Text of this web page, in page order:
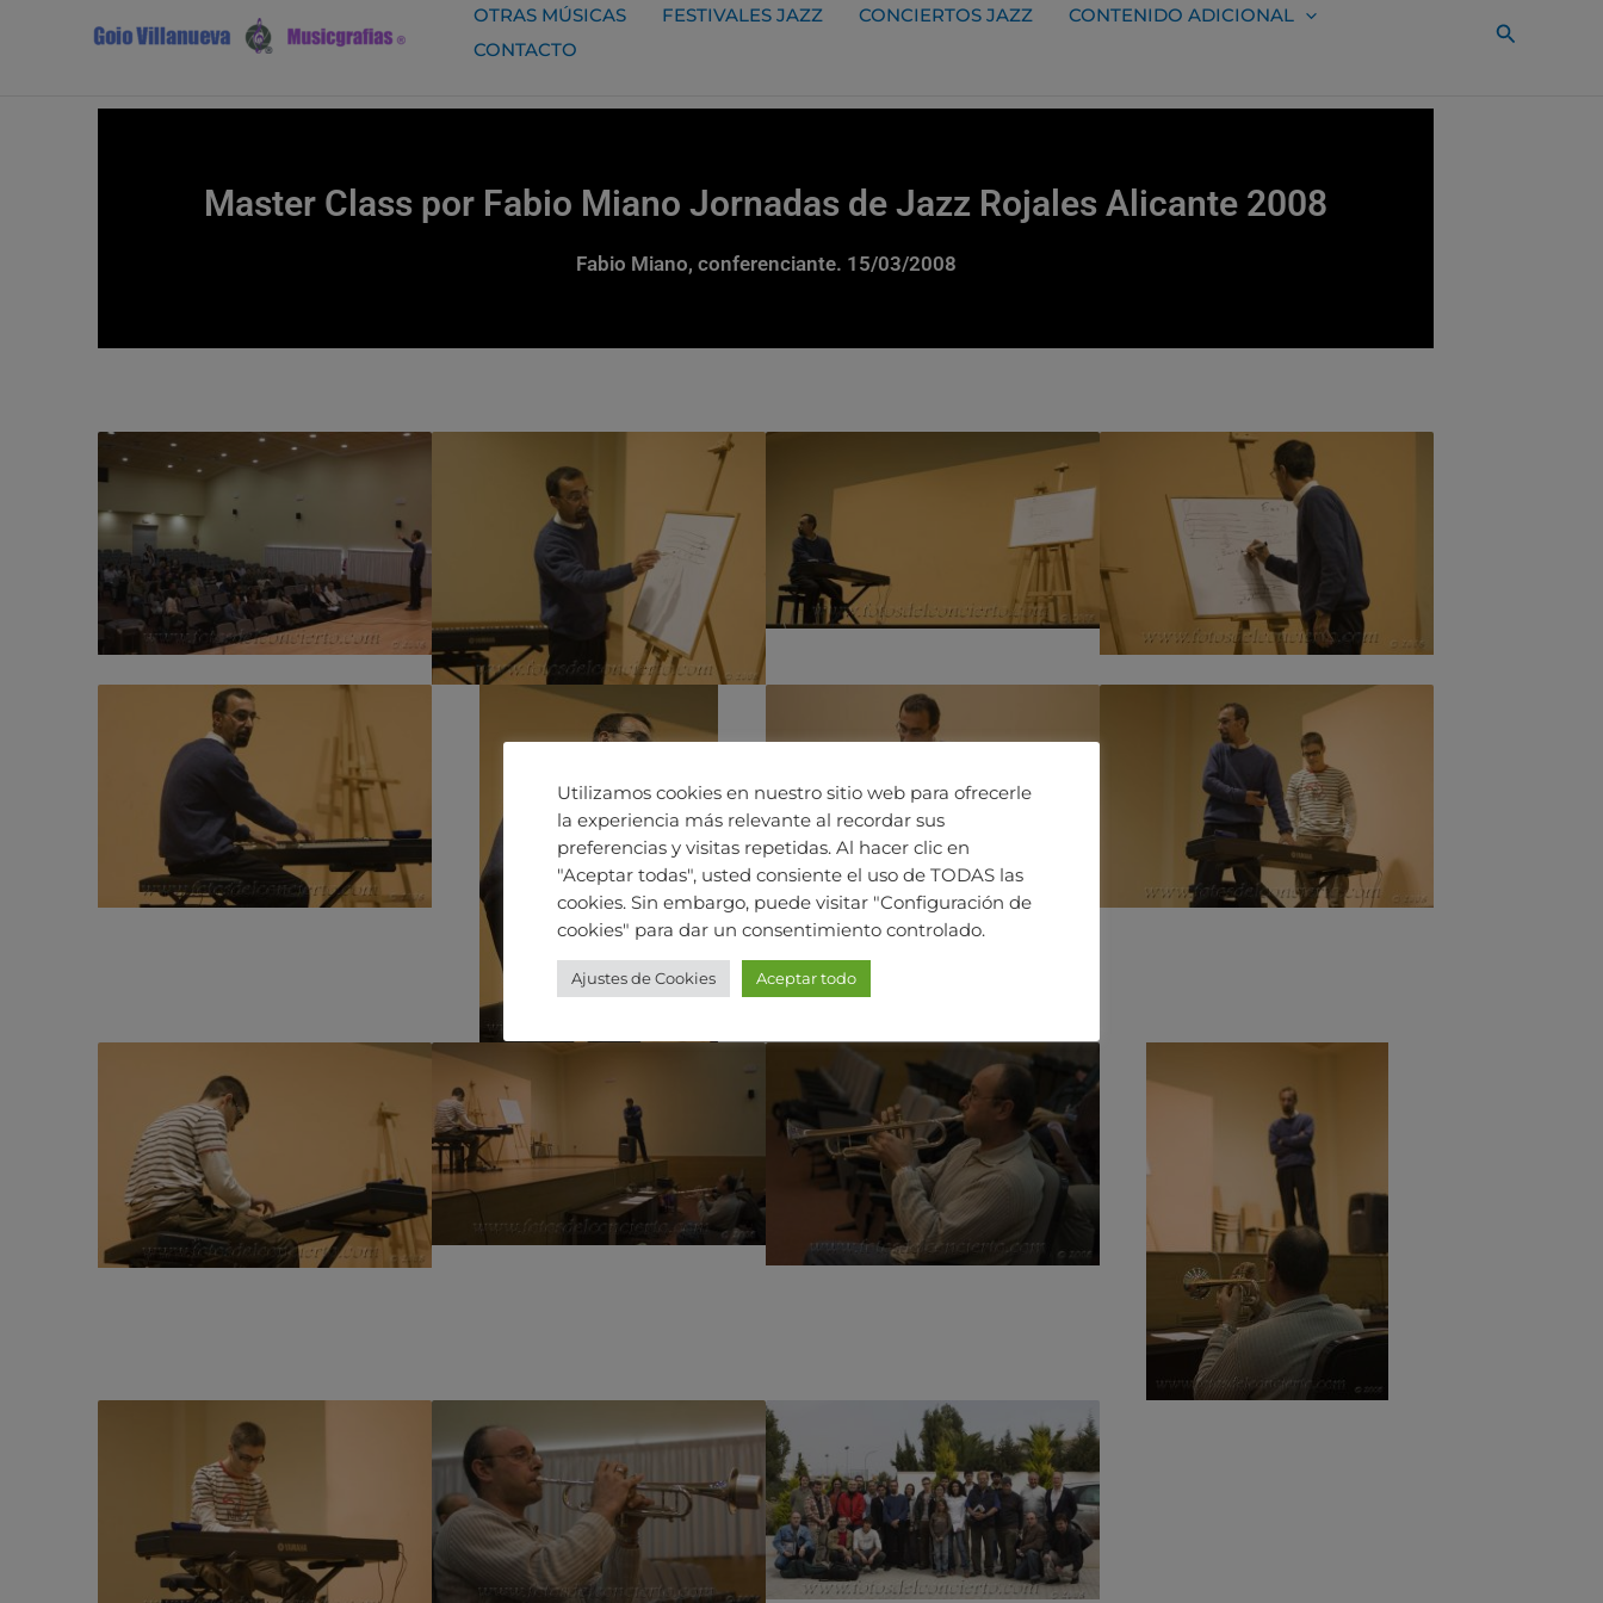
OTRAS MÚSICAS FESTIVALES JAZZ CONCIERTOS JAZZ
CONTENIDO ADICIONAL
CONTACTO
Buscar
Master Class por Fabio Miano Jornadas de Jazz Rojales Alicante 2008
Fabio Miano, conferenciante. 15/03/2008
Utilizamos cookies en nuestro sitio web para ofrecerle
la experiencia más relevante al recordar sus
preferencias y visitas repetidas. Al hacer clic en
"Aceptar todas", usted consiente el uso de TODAS las
cookies. Sin embargo, puede visitar "Configuración de
cookies" para dar un consentimiento controlado.
Ajustes de Cookies Aceptar todo